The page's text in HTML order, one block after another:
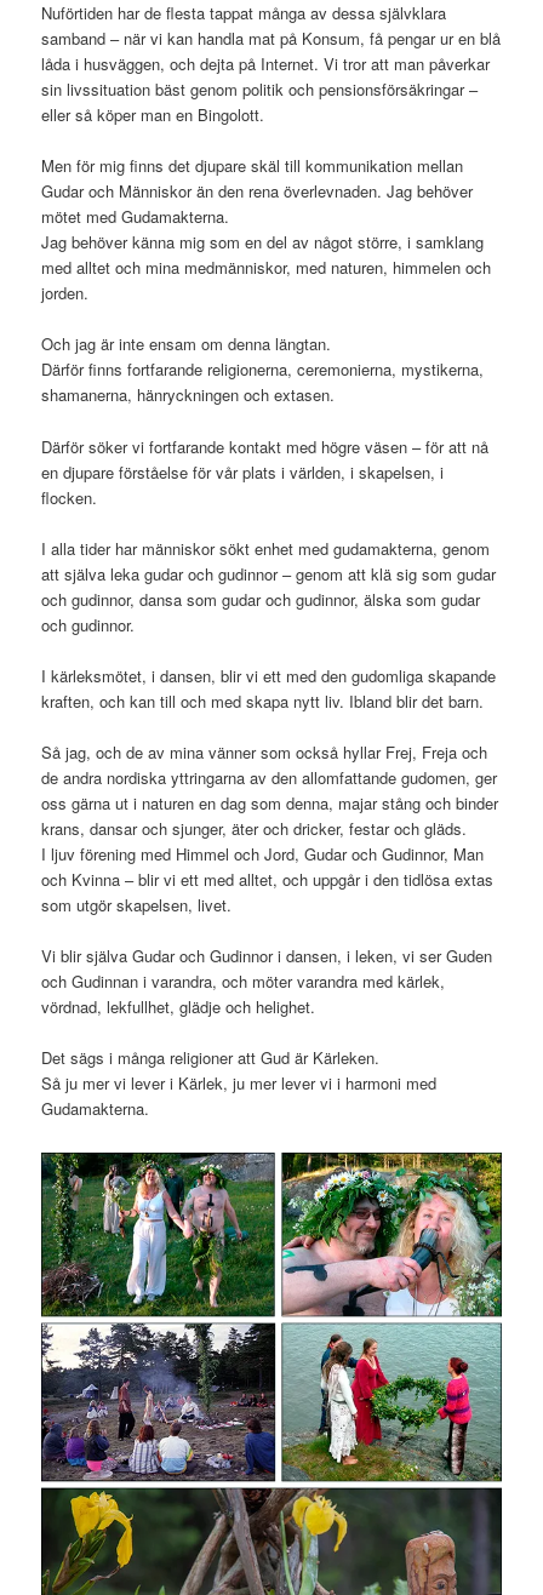
Nuförtiden har de flesta tappat många av dessa självklara
samband – när vi kan handla mat på Konsum, få pengar ur en blå
låda i husväggen, och dejta på Internet. Vi tror att man påverkar
sin livssituation bäst genom politik och pensionsförsäkringar –
eller så köper man en Bingolott.
Men för mig finns det djupare skäl till kommunikation mellan
Gudar och Människor än den rena överlevnaden. Jag behöver
mötet med Gudamakterna.
Jag behöver känna mig som en del av något större, i samklang
med alltet och mina medmänniskor, med naturen, himmelen och
jorden.
Och jag är inte ensam om denna längtan.
Därför finns fortfarande religionerna, ceremonierna, mystikerna,
shamanerna, hänryckningen och extasen.
Därför söker vi fortfarande kontakt med högre väsen – för att nå
en djupare förståelse för vår plats i världen, i skapelsen, i
flocken.
I alla tider har människor sökt enhet med gudamakterna, genom
att själva leka gudar och gudinnor – genom att klä sig som gudar
och gudinnor, dansa som gudar och gudinnor, älska som gudar
och gudinnor.
I kärleksmötet, i dansen, blir vi ett med den gudomliga skapande
kraften, och kan till och med skapa nytt liv. Ibland blir det barn.
Så jag, och de av mina vänner som också hyllar Frej, Freja och
de andra nordiska yttringarna av den allomfattande gudomen, ger
oss gärna ut i naturen en dag som denna, majar stång och binder
krans, dansar och sjunger, äter och dricker, festar och gläds.
I ljuv förening med Himmel och Jord, Gudar och Gudinnor, Man
och Kvinna – blir vi ett med alltet, och uppgår i den tidlösa extas
som utgör skapelsen, livet.
Vi blir själva Gudar och Gudinnor i dansen, i leken, vi ser Guden
och Gudinnan i varandra, och möter varandra med kärlek,
vördnad, lekfullhet, glädje och helighet.
Det sägs i många religioner att Gud är Kärleken.
Så ju mer vi lever i Kärlek, ju mer lever vi i harmoni med
Gudamakterna.